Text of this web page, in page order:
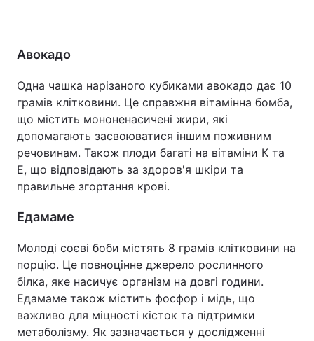
Авокадо
Одна чашка нарізаного кубиками авокадо дає 10
грамів клітковини. Це справжня вітамінна бомба,
що містить мононенасичені жири, які
допомагають засвоюватися іншим поживним
речовинам. Також плоди багаті на вітаміни К та
Е, що відповідають за здоров'я шкіри та
правильне згортання крові.
Едамаме
Молоді соєві боби містять 8 грамів клітковини на
порцію. Це повноцінне джерело рослинного
білка, яке насичує організм на довгі години.
Едамаме також містить фосфор і мідь, що
важливо для міцності кісток та підтримки
метаболізму. Як зазначається у дослідженні